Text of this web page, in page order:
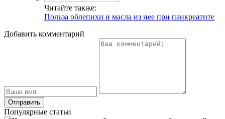
Читайте также:
Польза облепихи и масла из нее при панкреатите
Добавить комментарий
Популярные статьи